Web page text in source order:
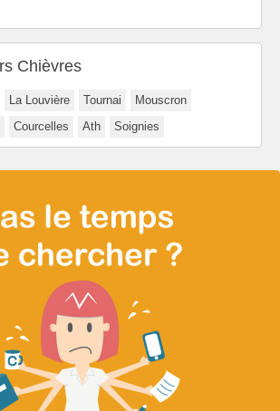
Chièvres
La Louvière Tournai
Mouscron
Courcelles Ath Soignies